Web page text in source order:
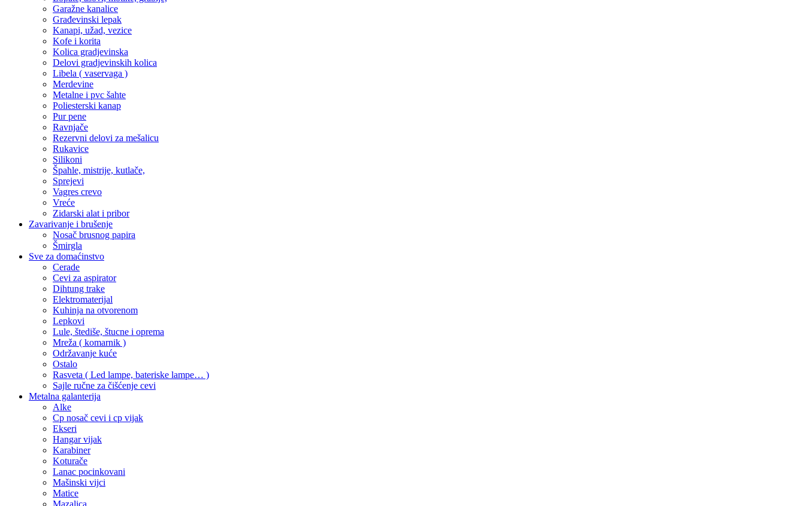
Garažne kanalice
Građevinski lepak
Kanapi, užad, vezice
Kofe i korita
Kolica gradjevinska
Delovi gradjevinskih kolica
Libela ( vaservaga )
Merdevine
Metalne i pvc šahte
Poliesterski kanap
Pur pene
Ravnjače
Rezervni delovi za mešalicu
Rukavice
Silikoni
Špahle, mistrije, kutlače,
Sprejevi
Vagres crevo
Vreće
Zidarski alat i pribor
Zavarivanje i brušenje
Nosač brusnog papira
Šmirgla
Sve za domaćinstvo
Cerade
Cevi za aspirator
Dihtung trake
Elektromaterijal
Kuhinja na otvorenom
Lepkovi
Lule, štediše, štucne i oprema
Mreža ( komarnik )
Održavanje kuće
Ostalo
Rasveta ( Led lampe, bateriske lampe… )
Sajle ručne za čišćenje cevi
Metalna galanterija
Alke
Cp nosač cevi i cp vijak
Ekseri
Hangar vijak
Karabiner
Koturače
Lanac pocinkovani
Mašinski vijci
Matice
Mazalica